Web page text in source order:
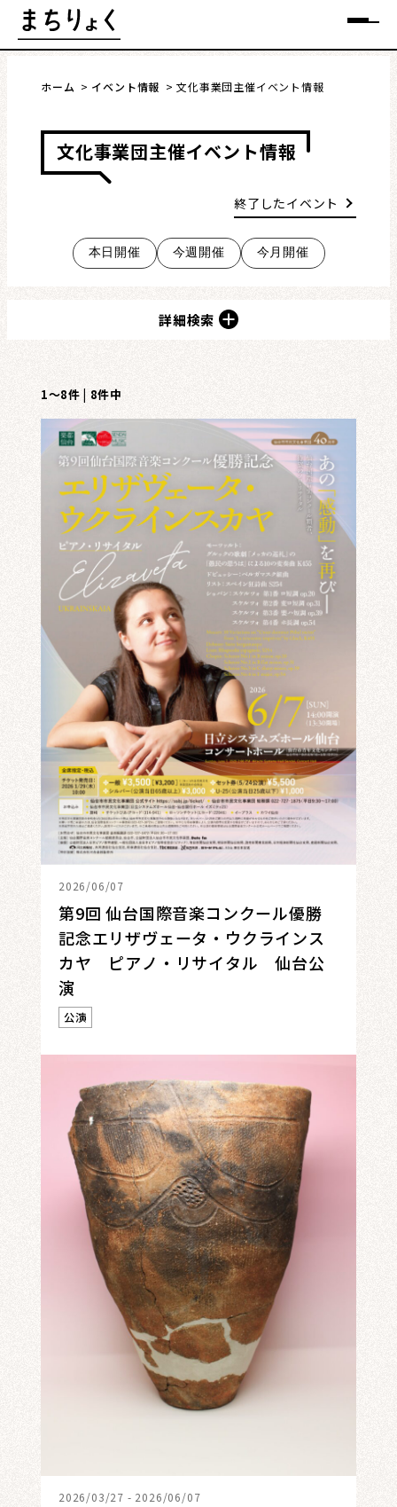
Skip
to
メニュー
イベント情報
特集
インタビュー
まちりょくについて
ホーム イベント情報 文化事業団主催イベント情報
文化事業団主催イベント情報
本日開催 今週開催 今月開催
終了したイベント
詳細検索
イベント情報一覧
1〜8件 | 8件中
2026/06/07
第9回 仙台国際音楽コンクール優勝
記念エリザヴェータ・ウクラインス
カヤ ピアノ・リサイタル 仙台公
演
公演
2026/03/27 - 2026/06/07